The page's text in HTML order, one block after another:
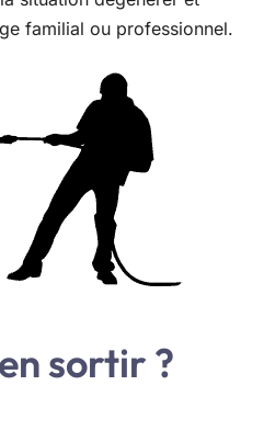
familial ou professionnel.
sortir ?